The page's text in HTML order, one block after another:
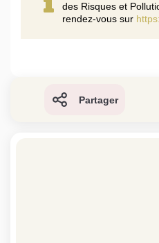
des Risques et
rendez-vous sur
Partager